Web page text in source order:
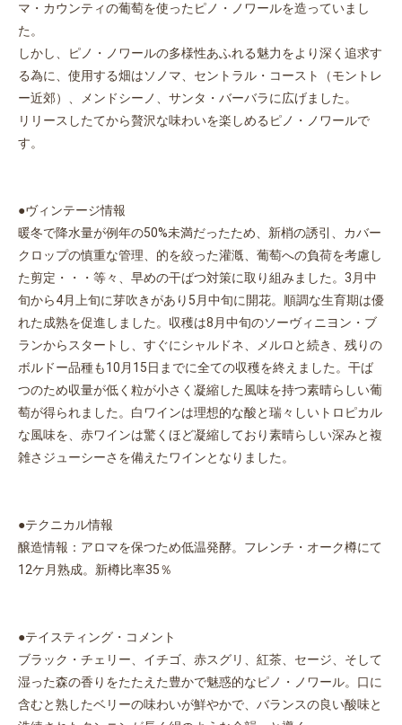
マ・カウンティの葡萄を使ったピノ・ノワールを造っていまし
た。
しかし、ピノ・ノワールの多様性あふれる魅力をより深く追求す
る為に、使用する畑はソノマ、セントラル・コースト（モントレ
ー近郊）、メンドシーノ、サンタ・バーバラに広げました。
リリースしたてから贅沢な味わいを楽しめるピノ・ノワールで
す。
●ヴィンテージ情報
暖冬で降水量が例年の50%未満だったため、新梢の誘引、カバー
クロップの慎重な管理、的を絞った灌漑、葡萄への負荷を考慮し
た剪定・・・等々、早めの干ばつ対策に取り組みました。3月中
旬から4月上旬に芽吹きがあり5月中旬に開花。順調な生育期は優
れた成熟を促進しました。収穫は8月中旬のソーヴィニヨン・ブ
ランからスタートし、すぐにシャルドネ、メルロと続き、残りの
ボルドー品種も10月15日までに全ての収穫を終えました。干ば
つのため収量が低く粒が小さく凝縮した風味を持つ素晴らしい葡
萄が得られました。白ワインは理想的な酸と瑞々しいトロピカル
な風味を、赤ワインは驚くほど凝縮しており素晴らしい深みと複
雑さジューシーさを備えたワインとなりました。
●テクニカル情報
醸造情報：アロマを保つため低温発酵。フレンチ・オーク樽にて
12ケ月熟成。新樽比率35％
●テイスティング・コメント
ブラック・チェリー、イチゴ、赤スグリ、紅茶、セージ、そして
湿った森の香りをたたえた豊かで魅惑的なピノ・ノワール。口に
含むと熟したベリーの味わいが鮮やかで、バランスの良い酸味と